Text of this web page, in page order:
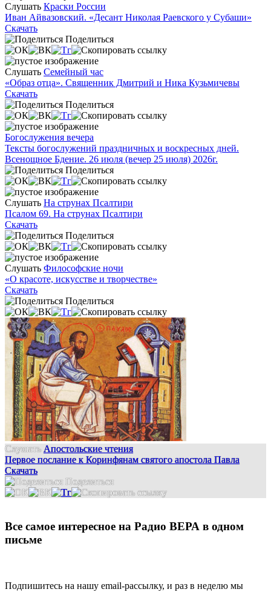
Слушать Краски России
Иван Айвазовский. «Десант Николая Раевского у Субаши»
Скачать
Поделиться
Слушать Семейный час
«Образ отца». Священник Дмитрий и Ника Кузьмичевы
Скачать
Поделиться
Богослужения вечера
Тексты богослужений праздничных и воскресных дней.
Всенощное Бдение. 26 июля (вечер 25 июля) 2026г.
Поделиться
Слушать На струнах Псалтири
Псалом 69. На струнах Псалтири
Скачать
Поделиться
Слушать Философские ночи
«О красоте, искусстве и творчестве»
Скачать
Поделиться
Слушать Апостольские чтения
Первое послание к Коринфянам святого апостола Павла
Скачать
Поделиться
Все самое интересное на Радио ВЕРА в одном
письме
Подпишитесь на нашу email-рассылку, и раз в неделю мы